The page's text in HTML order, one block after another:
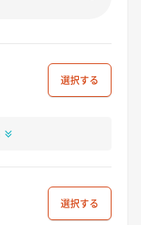
選択
選択